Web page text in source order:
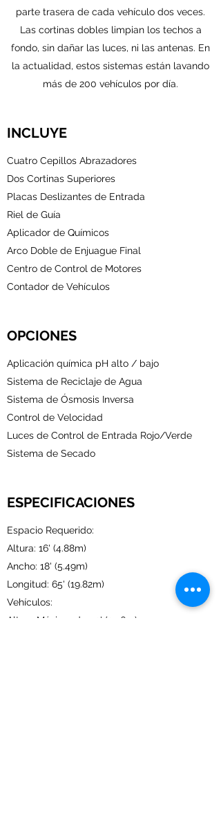
parte trasera de cada vehículo dos veces.
Las cortinas dobles limpian los techos a
fondo, sin dañar las luces, ni las antenas. En
la actualidad, estos sistemas están lavando
más de 200 vehículos por día.
INCLUYE
Cuatro Cepillos Abrazadores
Dos Cortinas Superiores
Placas Deslizantes de Entrada
Riel de Guía
Aplicador de Químicos
Arco Doble de Enjuague Final
Centro de Control de Motores
Contador de Vehículos
OPCIONES
Aplicación química pH alto / bajo
Sistema de Reciclaje de Agua
Sistema de Ósmosis Inversa
Control de Velocidad
Luces de Control de Entrada Rojo/Verde
Sistema de Secado
ESPECIFICACIONES
Espacio Requerido:
Altura: 16' (4.88m)
Ancho: 18' (5.49m)
Longitud: 65' (19.82m)
Vehículos:
Altura Máxima de: 13' (3.96m)